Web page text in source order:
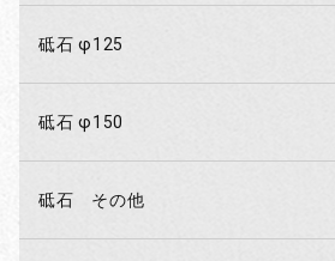
砥石 φ125
砥石 φ150
砥石 その他